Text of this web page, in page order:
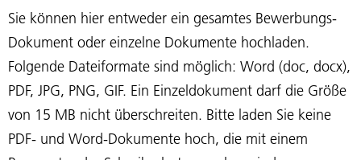
Sie können hier entweder ein gesamtes Bewerbungs-
Dokument oder einzelne Dokumente hochladen.
Folgende Dateiformate sind möglich: Word (doc, docx),
PDF, JPG, PNG, GIF. Ein Einzeldokument darf die Größe
von 15 MB nicht überschreiten. Bitte laden Sie keine
PDF- und Word-Dokumente hoch, die mit einem